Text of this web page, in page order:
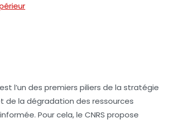
l’un des premiers piliers de la stratégie
de la dégradation des ressources
Pour cela, le CNRS propose